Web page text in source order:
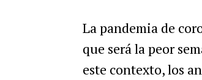
La pandemia de
que será la peor
este contexto, los